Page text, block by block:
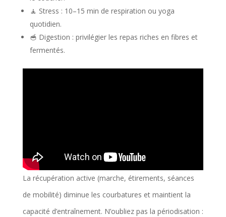
🧘 Stress : 10–15 min de respiration ou yoga
quotidien.
🥣 Digestion : privilégier les repas riches en fibres et
fermentés.
La récupération active (marche, étirements, séances
de mobilité) diminue les courbatures et maintient la
capacité d’entraînement. N’oubliez pas la périodisation :